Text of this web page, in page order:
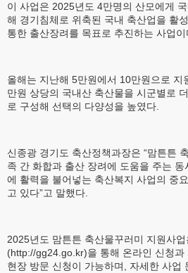
이 사업은 2025년도 4만명의 산모에게
해 경기침체로 위축된 국내 축산업을 활
통한 출산장려를 목표로 추진하는 사업이
올해는 지난해 5만원에서 10만원으로 지
만원 상당의 국내산 축산물을 시군별로
로 구성해 선택의 다양성을 높였다.
신종광 경기도 축산정책과장은 “맘튼튼
족 간 화합과 출산 장려에 도움을 주는
에 활력을 불어넣는 축산복지 사업의 중
고 있다”고 말했다.
2025년도 맘튼튼 축산물꾸러미 지원사
(http://gg24.go.kr)을 통해 온라인 신청과
현장 방문 신청이 가능하며, 자세한 사업